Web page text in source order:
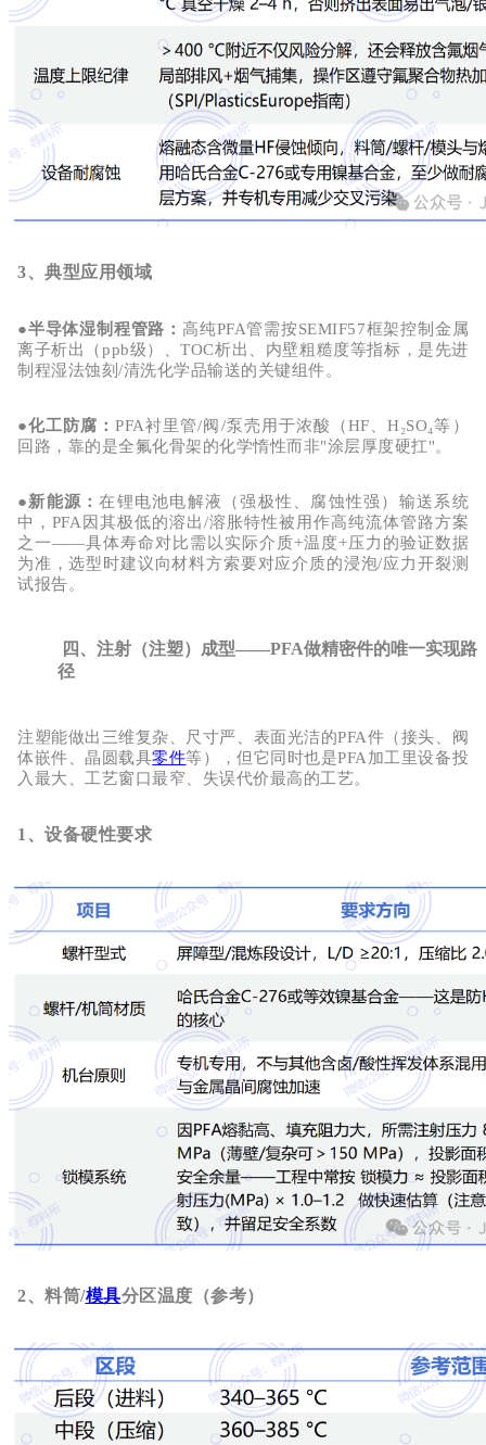
3、典型应用领域
●半导体湿制程管路 ： 高纯PFA管需按SEMIF57框架控制金属
离子析出（ppb级）、TOC析出、内壁粗糙度等指标，是先进
制程湿法蚀刻/清洗化学品输送的关键组件。
●化工防腐 ：PFA衬里管/阀/泵壳用于浓酸（HF、H₂SO₄等）
回路，靠的是全氟化骨架的化学惰性而非"涂层厚度硬扛"。
●新能源 ：在锂电池电解液（强极性、腐蚀性强）输送系统
中， PFA因其极低的溶出/溶胀特性被用作高纯流体管路方案
之一——具体寿命对比需以 实际介质+温度+压力 的验证数据
为准，选型时建议向材料方索要对应介质的浸泡/应力开裂测
试报告。
四、注射（注塑）成型——PFA做精密件的唯一实现路
径
注塑能做出 三维复杂、尺寸严、表面光洁的PFA件（接头、阀
体嵌件、晶圆载具零件等），但它同时也是PFA加工里设备投
入最大、工艺窗口最窄、失误代价最高的工艺。
1、设备硬性要求
2、料筒/模具分区温度（参考）